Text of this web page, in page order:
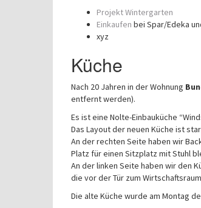
Projekt Wintergarten
Einkaufen bei Spar/Edeka
xyz
Küche
Nach 20 Jahren in der Wohnung
entfernt werden).
Es ist eine Nolte-Einbauküche
Das Layout der neuen Küche ist
An der rechten Seite haben wir
Platz für einen Sitzplatz mit Stuhl
An der linken Seite haben wir den
die vor der Tür zum
Die alte Küche wurde am Montag